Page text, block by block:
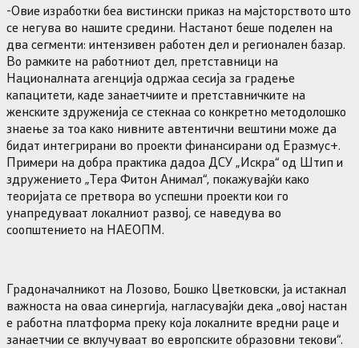
-Овие изработки беа вистински приказ на мајсторството што
се негува во нашите средини. Настанот беше поделен на
два сегменти: интензивен работен дел и регионален базар.
Во рамките на работниот дел, претставници на
Националната агенција одржаа сесија за градење
капацитети, каде занаетчиите и претставничките на
женските здруженија се стекнаа со конкретно методолошко
знаење за тоа како нивните автентични вештини може да
бидат интегрирани во проекти финансирани од Еразмус+.
Примери на добра практика дадоа ДСУ „Искра“ од Штип и
здружението „Тера Фитон Анимал“, покажувајќи како
теоријата се претвора во успешни проекти кои го
унапредуваат локалниот развој, се наведува во
соопштението на НАЕОПМ.
Градоначалникот на Лозово, Бошко Цветковски, ја истакнал
важноста на оваа синергија, нагласувајќи дека „овој настан
е работна платформа преку која локалните вредни раце и
занаетчии се вклучуваат во европските образовни текови“.